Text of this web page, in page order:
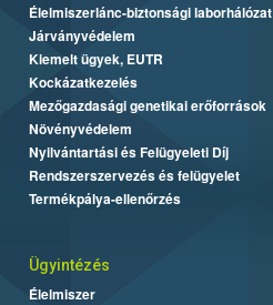
Élelmiszerlánc-biztonsági laborhálózat
Járványvédelem
Kiemelt ügyek, EUTR
Kockázatkezelés
Mezőgazdasági genetikai erőforrások
Növényvédelem
Nyilvántartási és Felügyeleti Díj
Rendszerszervezés és felügyelet
Termékpálya-ellenőrzés
Ügyintézés
Élelmiszer